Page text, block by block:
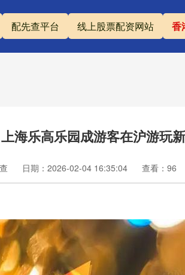
配先查平台 线上股票配资网站 香
海乐高乐园成游客在沪游玩
日期：2026-02-04 16:35:04 查看：96